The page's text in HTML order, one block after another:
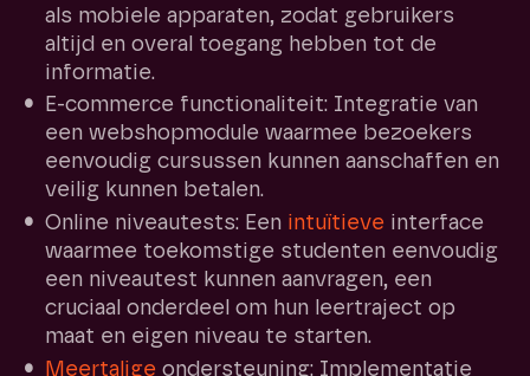
als mobiele apparaten, zodat gebruikers
altijd en overal toegang hebben tot de
informatie.
E-commerce functionaliteit: Integratie van
een webshopmodule waarmee bezoekers
eenvoudig cursussen kunnen aanschaffen en
veilig kunnen betalen.
Online niveautests: Een intuïtieve interface
waarmee toekomstige studenten eenvoudig
een niveautest kunnen aanvragen, een
cruciaal onderdeel om hun leertraject op
maat en eigen niveau te starten.
Meertalige ondersteuning: Implementatie